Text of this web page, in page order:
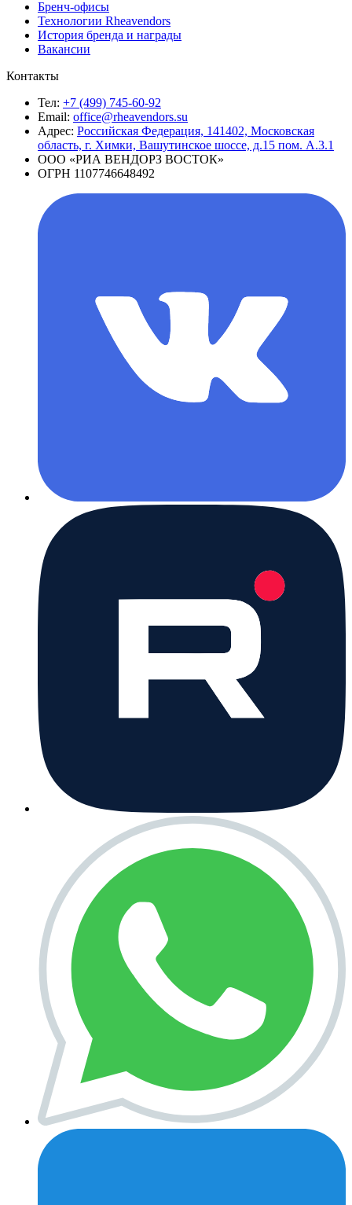
Бренч-офисы
Технологии Rheavendors
История бренда и награды
Вакансии
Контакты
Тел: +7 (499) 745-60-92
Email: office@rheavendors.su
Адрес: Российская Федерация, 141402, Московская
область, г. Химки, Вашутинское шоссе, д.15 пом. А.3.1
ООО «РИА ВЕНДОРЗ ВОСТОК»
ОГРН 1107746648492